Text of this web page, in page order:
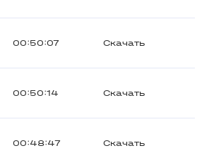
00:50:07 Скачать
00:50:14 Скачать
00:48:47 Скачать